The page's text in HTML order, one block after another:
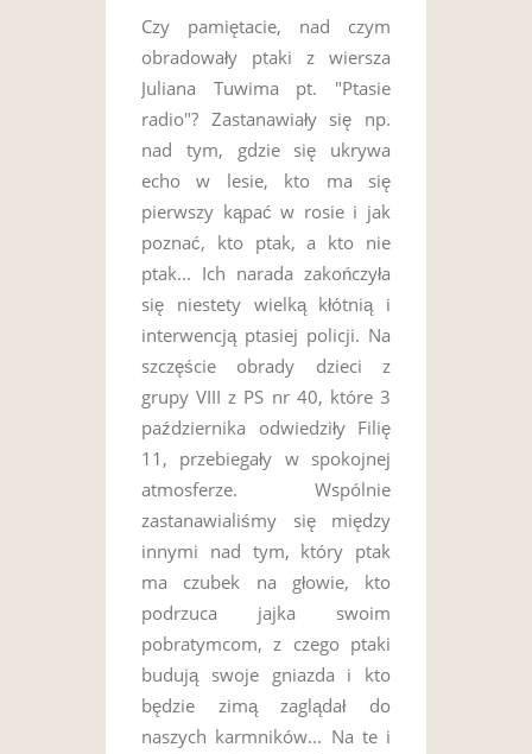
Czy pamiętacie, nad czym
obradowały ptaki z wiersza
Juliana Tuwima pt. "Ptasie
radio"? Zastanawiały się np.
nad tym, gdzie się ukrywa
echo w lesie, kto ma się
pierwszy kąpać w rosie i jak
poznać, kto ptak, a kto nie
ptak... Ich narada zakończyła
się niestety wielką kłótnią i
interwencją ptasiej policji. Na
szczęście obrady dzieci z
grupy VIII z PS nr 40, które 3
października odwiedziły Filię
11, przebiegały w spokojnej
atmosferze. Wspólnie
zastanawialiśmy się między
innymi nad tym, który ptak
ma czubek na głowie, kto
podrzuca jajka swoim
pobratymcom, z czego ptaki
budują swoje gniazda i kto
będzie zimą zaglądał do
naszych karmników... Na te i